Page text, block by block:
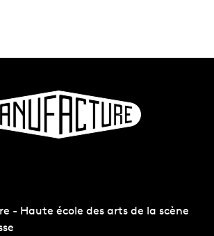
- Haute école des arts de la scène